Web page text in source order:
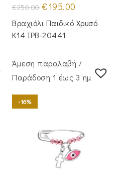
€250.00 Original
price
was:
€250.00.
€195.00
τιμή
είναι:
Βραχιόλι Παιδικό Χρυσό
Κ14 IPB-20441
Άμεση παραλαβή /
Παράδoση 1 έως 3 ημέρες
-16%